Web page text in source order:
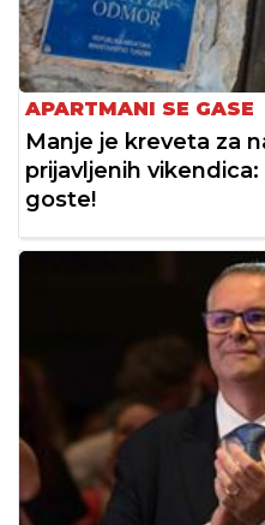
APARTMANI SE GASE
Manje je kreveta za
prijavljenih
goste!